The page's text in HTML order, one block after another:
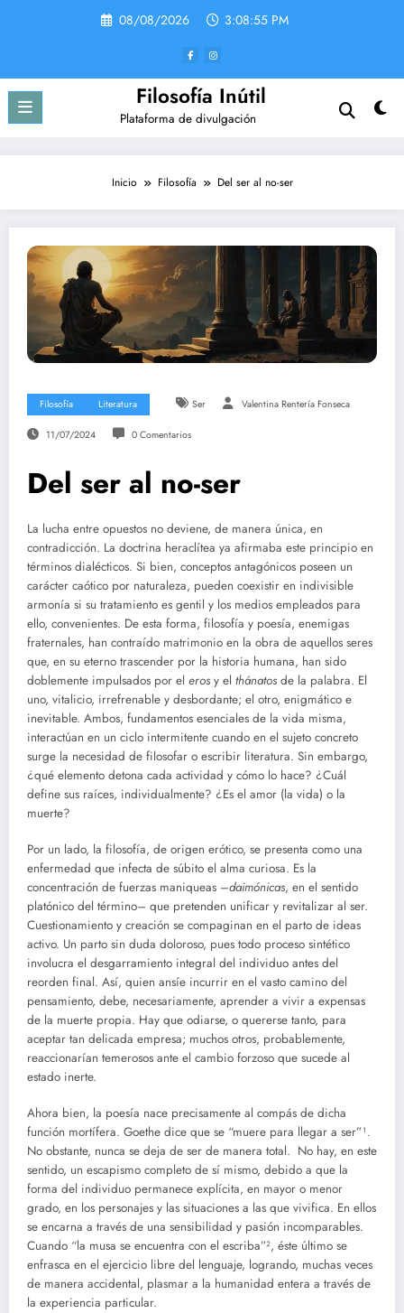
08/08/2026 3:08:56 PM
Filosofía Inútil
Plataforma de divulgación
Inicio Filosofía Del ser al no-ser
Filosofía Literatura Ser Valentina Rentería Fonseca
11/07/2024 0 Comentarios
Del ser al no-ser
La lucha entre opuestos no deviene, de manera única, en
contradicción. La doctrina heraclítea ya afirmaba este principio en
términos dialécticos. Si bien, conceptos antagónicos poseen un
carácter caótico por naturaleza, pueden coexistir en indivisible
armonía si su tratamiento es gentil y los medios empleados para
ello, convenientes. De esta forma, filosofía y poesía, enemigas
fraternales, han contraído matrimonio en la obra de aquellos seres
que, en su eterno trascender por la historia humana, han sido
doblemente impulsados por el eros y el thánatos de la palabra. El
uno, vitalicio, irrefrenable y desbordante; el otro, enigmático e
inevitable. Ambos, fundamentos esenciales de la vida misma,
interactúan en un ciclo intermitente cuando en el sujeto concreto
surge la necesidad de filosofar o escribir literatura. Sin embargo,
¿qué elemento detona cada actividad y cómo lo hace? ¿Cuál
define sus raíces, individualmente? ¿Es el amor (la vida) o la
muerte?
Por un lado, la filosofía, de origen erótico, se presenta como una
enfermedad que infecta de súbito el alma curiosa. Es la
concentración de fuerzas maniqueas –daimónicas, en el sentido
platónico del término– que pretenden unificar y revitalizar al ser.
Cuestionamiento y creación se compaginan en el parto de ideas
activo. Un parto sin duda doloroso, pues todo proceso sintético
involucra el desgarramiento integral del individuo antes del
reorden final. Así, quien ansíe incurrir en el vasto camino del
pensamiento, debe, necesariamente, aprender a vivir a expensas
de la muerte propia. Hay que odiarse, o quererse tanto, para
aceptar tan delicada empresa; muchos otros, probablemente,
reaccionarían temerosos ante el cambio forzoso que sucede al
estado inerte.
Ahora bien, la poesía nace precisamente al compás de dicha
función mortífera. Goethe dice que se “muere para llegar a ser”¹.
No obstante, nunca se deja de ser de manera total. No hay, en este
sentido, un escapismo completo de sí mismo, debido a que la
forma del individuo permanece explícita, en mayor o menor
grado, en los personajes y las situaciones a las que vivifica. En ellos
se encarna a través de una sensibilidad y pasión incomparables.
Cuando “la musa se encuentra con el escriba”², éste último se
enfrasca en el ejercicio libre del lenguaje, logrando, muchas veces
de manera accidental, plasmar a la humanidad entera a través de
la experiencia particular.